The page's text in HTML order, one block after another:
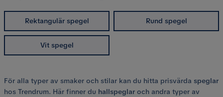
Rektangulär spegel Rund spegel
Vit spegel
För alla typer av smaker och stilar kan du hitta prisvärda speglar
hos Trendrum. Här finner du hallspeglar och andra typer av